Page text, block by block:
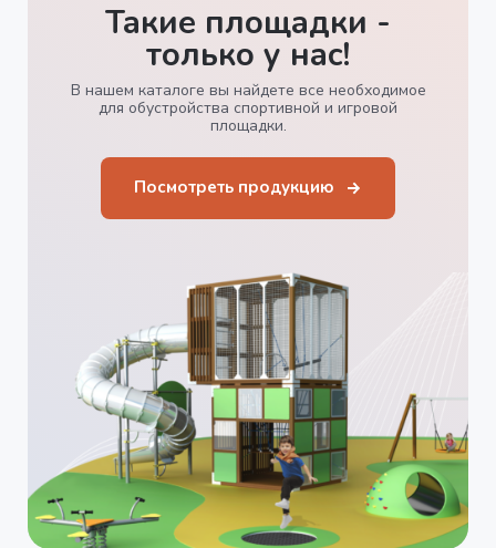
Такие площадки -
только у нас!
В нашем каталоге вы найдете все необходимое
для обустройства спортивной и игровой
площадки.
Посмотреть продукцию